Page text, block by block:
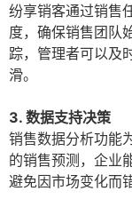
纷享销客通过销售
度，确保销售团队
踪，管理者可以及
滑。
3. 数据支持决策
销售数据分析功能
的销售预测，企业
避免因市场变化而